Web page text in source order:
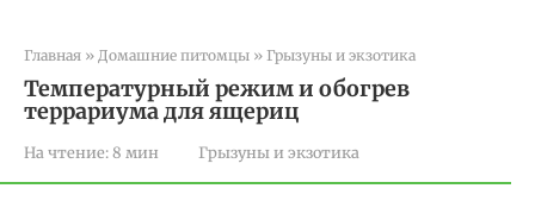
Главная » Домашние питомцы » Грызуны и экзотика
Температурный режим и обогрев
террариума для ящериц
На чтение:8 мин Грызуны и экзотика